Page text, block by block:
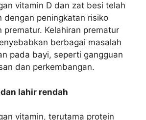
vitamin D dan zat besi telah
dengan peningkatan risiko
prematur. Kelahiran prematur
berbagai masalah
pada bayi, seperti gangguan
dan perkembangan.
lahir rendah
vitamin, terutama protein